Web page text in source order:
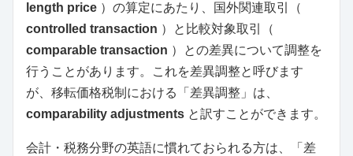
length price ）の算定にあたり、国外関連取引（
controlled transaction ）と比較対象取引（
comparable transaction ）との差異について調整を
行うことがあります。これを差異調整と呼びます
が、移転価格税制における「差異調整」は、
comparability adjustments と訳すことができます。
会計・税務分野の英語に慣れておられる方は、「差